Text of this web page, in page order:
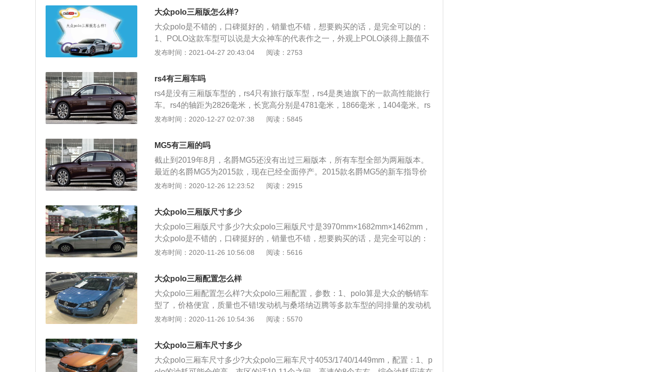
机。
的外观；3、内饰方面来说POLO给人简洁的感觉，一样属于家族式的内饰风格，
可以说虽简约而不简单，各种操作按揭使用起来都很顺手，各按键的位置并不需
要太长时间的适应，很容易就可以上手。
大众polo三厢版怎么样?
大众polo是不错的，口碑挺好的，销量也不错，想要购买的话，是完全可以的：
1、POLO这款车型可以说是大众神车的代表作之一，外观上POLO谈得上颜值不
错的车型，符合大众的审美，这是大众品牌最成功的一点；2、套娃套得如此完
男女老少都很容易的接受了他的外观；3、内饰方面来说POLO给人简洁的感觉，
很顺手，各按键的位置并不需要太长时间的适应，很容易就可以上手。
发布时间：2021-04-27 20:43:04 阅读：2753
rs4有三厢车吗
rs4是没有三厢版车型的，rs4只有旅行版车型，rs4是奥迪旗下的一款高性能旅行
车。rs4的轴距为2826毫米，长宽高分别是4781毫米，1866毫米，1404毫米。rs
4使用了一款2.9升双涡轮增压v6发动机。rs4的2.9升双涡轮增压v6发动机拥有450
钟，最大扭矩转速为1900到5000转每分钟。这款发动机搭载了缸内直喷技术，并
以提高汽车的换挡平顺性和燃油经济性。rs4的前悬架使用了五连杆独立悬架，后
悬架也使用了五连杆独立悬架。前后都使用五连杆悬架可以提高汽车的操控性。
但是前后都使用五连杆悬架会导致成本升高。rs4搭载了全时四驱系统，并且使用
全时四驱系统可以提高车轮的机械抓地力，机械抓地力提高了，汽车的操控性和
行驶稳定性也是可以提高的。全时四驱系统也可以提高汽车的直线加速性能。
发布时间：2020-12-27 02:07:38 阅读：5845
MG5有三厢的吗
截止到2019年8月，名爵MG5还没有出过三厢版本，所有车型全部为两厢版本。
最近的名爵MG5为2015款，现在已经全面停产。2015款名爵MG5的新车指导价
为9.97万元-14.07万元，二手价格在3.50万元-5.60万元之间。关于名爵MG5：在
2015款名爵MG5采用了1.5升自然吸气的发动机和1.5升的涡轮增压发动机。其
中，1.5升自然吸气版本的最大马力为109匹，最大功率为80kw，最大扭矩为135
N·m。1.5升涡轮增压版本的最大马力为129N·m，最大功率为95kw，最大扭矩为
210N·m。在油耗方面，根据工信部综合油耗所示，1.5升自然吸气版本的名爵MG
5的综合油耗为6.6L/100km，1.5升涡轮增压版本的名爵MG5的综合油耗为7.8L/1
选择。在悬架类型方面，2015款名爵MG5的前悬架为麦弗逊式独立悬架，后悬架
为H型扭力梁式非独立悬架。
发布时间：2020-12-26 12:23:52 阅读：2915
大众polo三厢版尺寸多少
大众polo三厢版尺寸多少?大众polo三厢版尺寸是3970mm×1682mm×1462mm，
大众polo是不错的，口碑挺好的，销量也不错，想要购买的话，是完全可以的：
1、POLO这款车型可以说是大众神车的代表作之一，外观上POLO谈得上颜值不
拉皮拉的没啥缺点，车头车尾看来小巧可爱，又不会太女性的感觉，所以不论男
女老少都很容易的接受了他的外观;3、内饰方面来说POLO给人简洁的感觉，一
样属于家族式的内饰风格，可以说虽简约而不简单，各种操作按揭使用起来都很
顺手，各按键的位置并不需要太长时间的适应，很容易就可以上手。
发布时间：2020-11-26 10:56:08 阅读：5616
大众polo三厢配置怎么样
大众polo三厢配置怎么样?大众polo三厢配置，参数：1、polo算是大众的畅销车
型了，价格便宜，质量也不错!发动机与桑塔纳迈腾等多款车型的同排量的发动机
都是一样;2、家用足够，但是缺点就是后排空间略小，坐人显得很窄。优点：灵
不说POLO的刹车虽然减配(当年从盘刹减配为鼓刹，被骂了很久)，但外观却是越
来越帅气，与大众其他车型保持高度的家族化前脸风格的一致性。
发布时间：2020-11-26 10:54:36 阅读：5570
大众polo三厢车尺寸多少
大众polo三厢车尺寸多少?大众polo三厢车尺寸4053/1740/1449mm，配置：1、p